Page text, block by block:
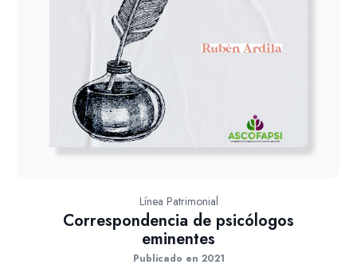
Línea Patrimonial
Correspondencia de psicólogos
eminentes
Publicado en 2021